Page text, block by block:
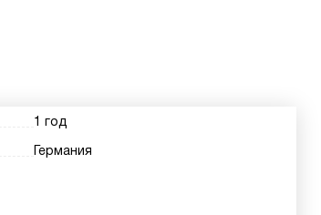
1 год
Германия